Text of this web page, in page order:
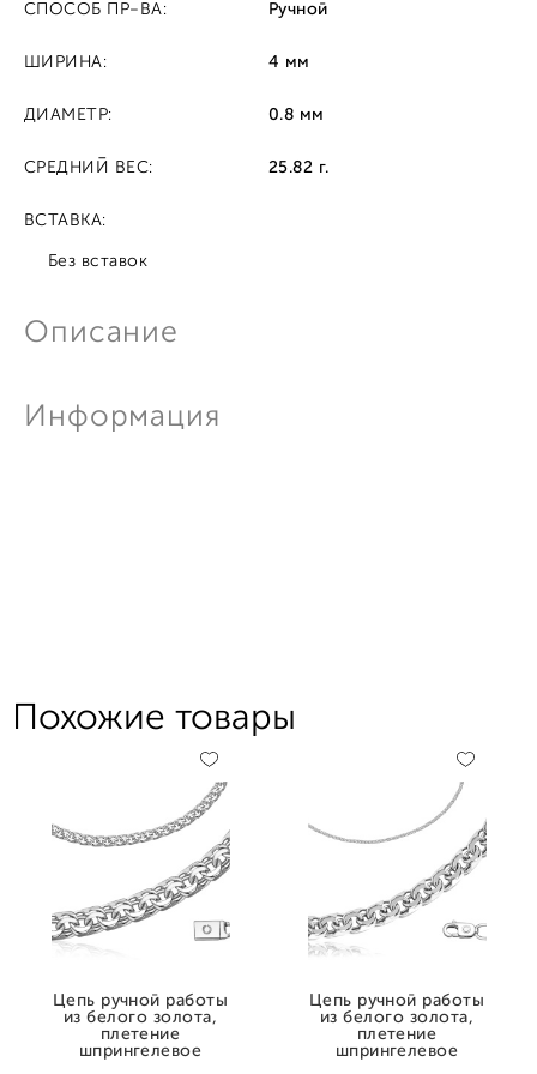
Описание
Информация
СПОСОБ ПР-ВА: Ручной
ШИРИНА: 4 мм
ДИАМЕТР: 0.8 мм
СРЕДНИЙ ВЕС: 25.82 г.
ВСТАВКА:
Без вставок
Похожие товары
Цепь ручной работы
из белого золота,
плетение
шпрингелевое
Цепь ручной работы
из белого золота,
плетение
шпрингелевое